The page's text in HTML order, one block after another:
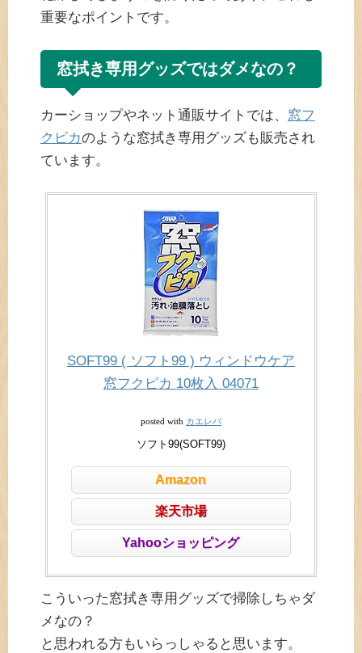
重要なポイントです。
窓拭き専用グッズではダメなの？
カーショップやネット通販サイトでは、 窓フ
クピカのような窓拭き専用グッズも販売され
ています。
SOFT99 ( ソフト99 ) ウィンドウケア
窓フクピカ 10枚入 04071
posted with カエレバ
ソフト99(SOFT99)
Amazon
楽天市場
Yahooショッピング
こういった窓拭き専用グッズで掃除しちゃダ
メなの？
と思われる方もいらっしゃると思います。